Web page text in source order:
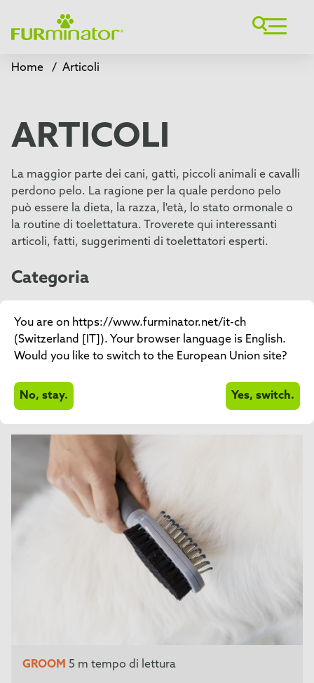
Home / Articoli
ARTICOLI
La maggior parte dei cani, gatti, piccoli animali e cavalli
perdono pelo. La ragione per la quale perdono pelo
può essere la dieta, la razza, l'età, lo stato ormonale o
la routine di toelettatura. Troverete qui interessanti
articoli, fatti, suggerimenti di toelettatori esperti.
Categoria
DeShedding
Bagno
Raccolta
GROOM 5 m tempo di lettura
You are on https://www.furminator.net/it-ch
(Switzerland [IT]). Your browser language is English.
Would you like to switch to the European Union site?
No, stay. Yes, switch.